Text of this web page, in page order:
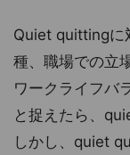
Quiet quittingに
種、職場での立
ワークライフバ
と捉えたら、
しかし、quiet